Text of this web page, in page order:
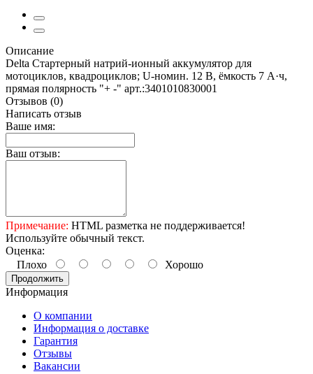
Описание
Delta Стартерный натрий-ионный аккумулятор для
мотоциклов, квадроциклов; U-номин. 12 В, ёмкость 7 А·ч,
прямая полярность "+ -" арт.:3401010830001
Отзывов (0)
Написать отзыв
Ваше имя:
Ваш отзыв:
Примечание: HTML разметка не поддерживается!
Используйте обычный текст.
Оценка:
Плохо
Хорошо
Продолжить
Информация
О компании
Информация о доставке
Гарантия
Отзывы
Вакансии